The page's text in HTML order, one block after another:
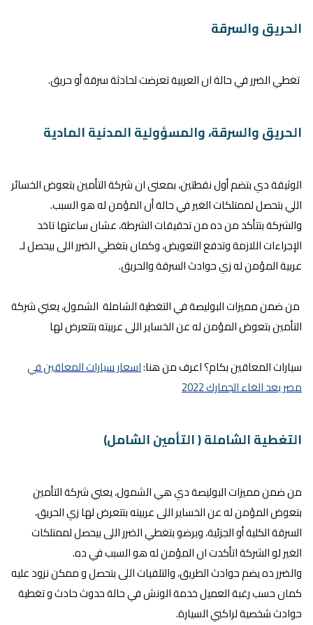
الحريق والسرقة
تغطي الضرر في حالة ان العربية تعرضت لحادثة سرقة أو حريق.
الحريق والسرقة، والمسؤولية المدنية المادية
الوثيقة دي بتضم أول نقطتين، بمعنى ان شركة التأمين بتعوض الخسائر
اللي بتحصل لممتلكات الغير في حالة أن المؤمن له هو السبب.
والشركة بتتأكد من ده من تحقيقات الشرطة، عشان ساعتها تاخد
الإجراءات اللازمة وتدفع التعويض، وكمان بتغطي الضرر اللى بيحصل لـ
عربية المؤمن له زي حوادث السرقة والحريق.
من ضمن مميزات البوليصة في التغطية الشاملة الشمول، يعني شركة
التأمين بتعوض المؤمن له عن الخساير اللى عربيته بتتعرض لها
سيارات المعاقين بكام؟ اعرف من هنا:اسعار سيارات المعاقين في
مصر بعد الغاء الجمارك 2022
التغطية الشاملة ( التأمين الشامل)
من ضمن مميزات البوليصة دي هي الشمول، يعني شركة التأمين
بتعوض المؤمن له عن الخساير اللى عربيته بتتعرض لها زي الحريق،
السرقة الكلية أو الجزئية، وبرضو بتغطي الضرر اللى بيحصل لممتلكات
الغير لو الشركة اتأكدت ان المؤمن له هو السبب في ده.
والضرر ده يضم حوادث الطريق، والتلفيات اللى بتحصل و ممكن نزود عليه
كمان حسب رغبة العميل خدمة الونش في حالة حدوث حادث و تغطية
حوادث شخصية لراكبي السيارة.